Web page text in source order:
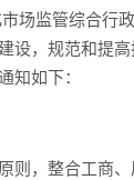
场监管综合行
设，规范和提
如下：
则，整合工商